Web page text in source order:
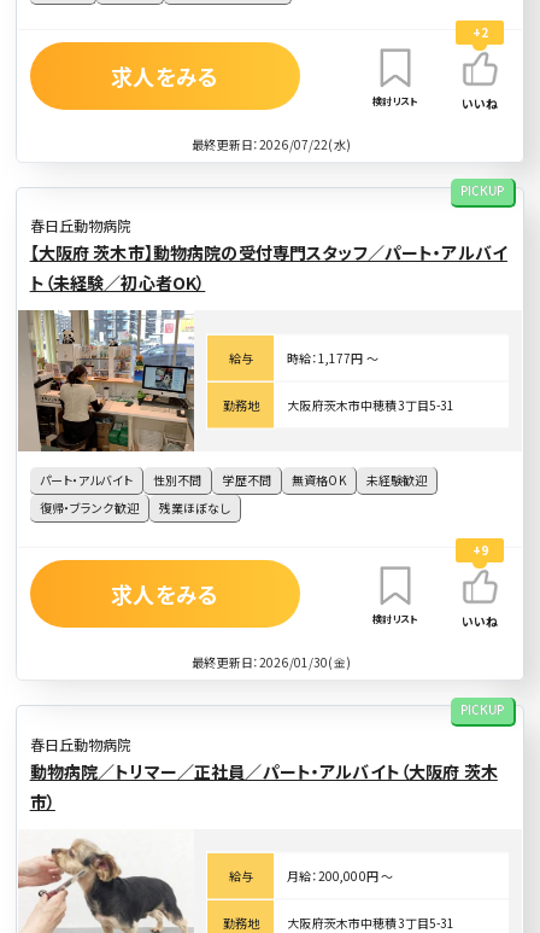
最終更新日：2026/07/22(水)
求人をみる
検討リスト
+2
いいね
春日丘動物病院
PICKUP
【大阪府 茨木市】動物病院の受付専門スタッフ／パート・アルバイ
ト（未経験／初心者OK）
パート・アルバイト 性別不問 学歴不問 無資格OK
未経験歓迎
復帰・ブランク歓迎
残業ほぼなし
給与 時給：1,177円 〜
勤務地 大阪府茨木市中穂積3丁目5-31
最終更新日：2026/01/30(金)
求人をみる
検討リスト
+9
いいね
春日丘動物病院
PICKUP
動物病院／トリマー／正社員／パート・アルバイト（大阪府 茨木
市）
給与 月給：200,000円 〜
勤務地 大阪府茨木市中穂積3丁目5-31